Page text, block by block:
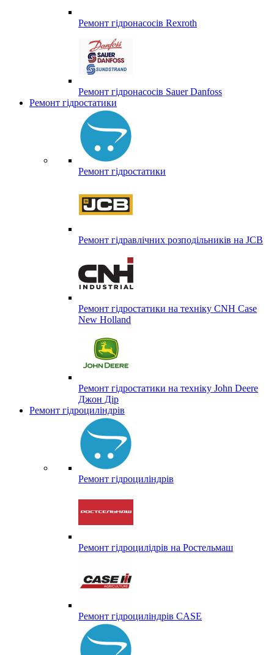
Ремонт гідронасосів Rexroth
Ремонт гідронасосів Sauer Danfoss
Ремонт гідростатики
Ремонт гідростатики
Ремонт гідравлічних розподільників на JCB
Ремонт гідростатики на техніку CNH Case
New Holland
Ремонт гідростатики на техніку John Deere
Джон Дір
Ремонт гідроциліндрів
Ремонт гідроциліндрів
Ремонт гідроцилідрів на Ростельмаш
Ремонт гідроциліндрів CASE